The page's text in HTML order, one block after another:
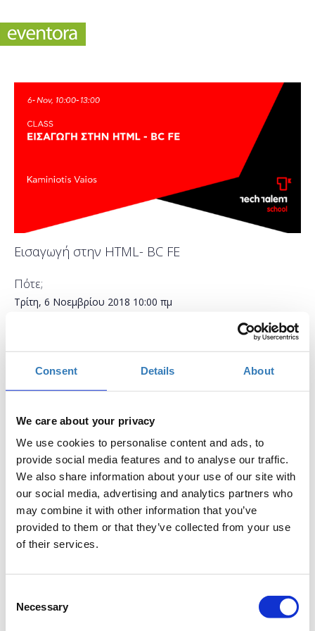
Consent Details About
We care about your privacy
We use cookies to personalise content and ads, to
provide social media features and to analyse our traffic.
We also share information about your use of our site with
our social media, advertising and analytics partners who
may combine it with other information that you’ve
provided to them or that they’ve collected from your use
of their services.
Selection
Necessary
Εισαγωγή στην HTML- BC FE
Πότε;
Τρίτη, 6 Νοεμβρίου 2018 10:00 πμ
Found.ation, Αθήνα
Ποια είναι τα βασικά στοιχεία μιας ιστοσελίδας και πώς
την κατασκευάζουμε με τη χρήση κώδικα HTML; Μερικά
ένας σωστός front-end developer και να δημιουργήστε τη
δική σας ιστοσελίδα!